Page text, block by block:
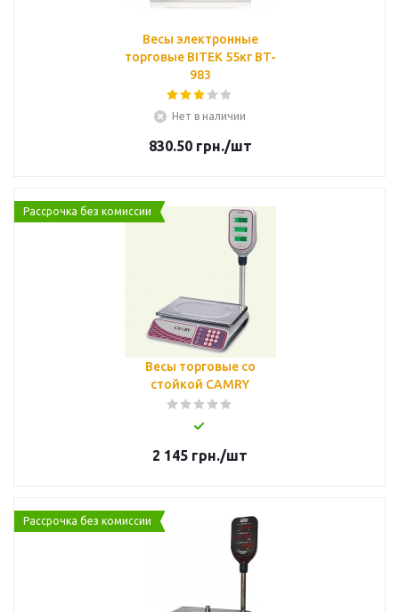
Весы электронные
торговые BITEK 55кг BT-
983
Нет в наличии
830.50грн./шт
Рассрочка без комиссии
Весы торговые со
стойкой CAMRY
2 145 грн./шт
Рассрочка без комиссии